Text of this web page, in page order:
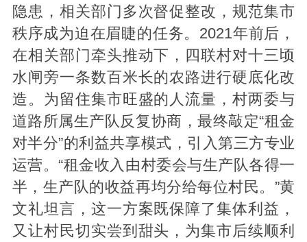
隐患，相关部门多次督促整改，规范集市
秩序成为迫在眉睫的任务。2021年前后，
在相关部门牵头推动下，四联村对十三顷
水闸旁一条数百米长的农路进行硬底化改
造。为留住集市旺盛的人流量，村两委与
道路所属生产队反复协商，最终敲定“租金
对半分”的利益共享模式，引入第三方专业
运营。“租金收入由村委会与生产队各得一
半，生产队的收益再均分给每位村民。”黄
文礼坦言，这一方案既保障了集体利益，
又让村民切实尝到甜头，为集市后续顺利